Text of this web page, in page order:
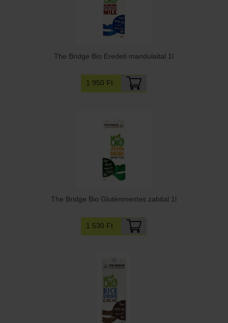
The Bridge Bio Eredeti mandulaital 1l
1 950 Ft
The Bridge Bio Gluténmentes zabital 1l
1 530 Ft